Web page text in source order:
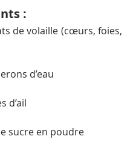
:
de volaille (cœurs, foies,
d’eau
d’ail
sucre en poudre